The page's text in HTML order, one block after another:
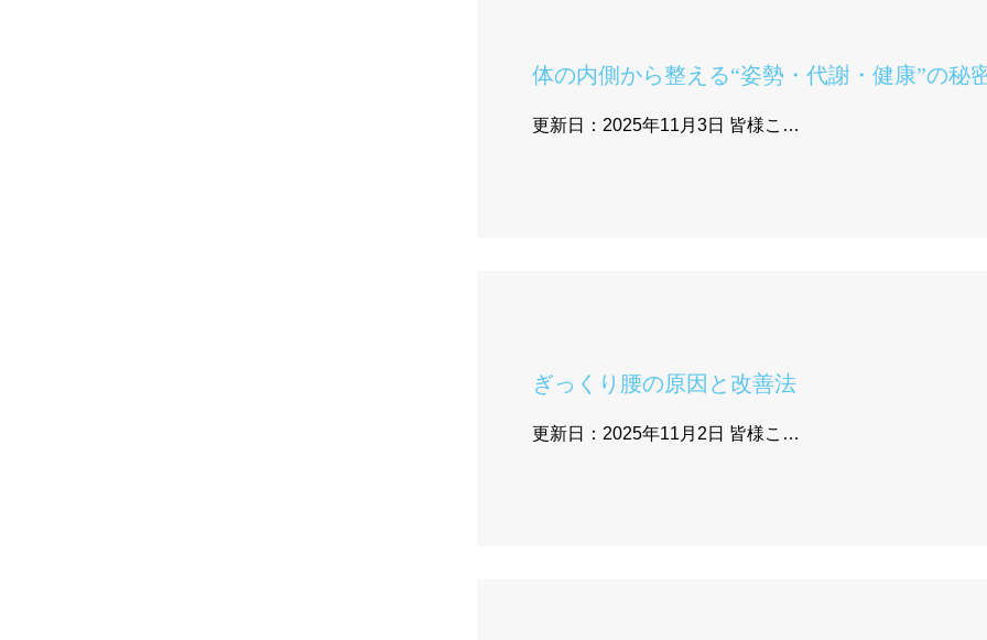
体の内側から整える“姿勢・代謝・健康”の秘
更新日：2025年11月3日 皆様こ…
ぎっくり腰の原因と改善法
更新日：2025年11月2日 皆様こ…